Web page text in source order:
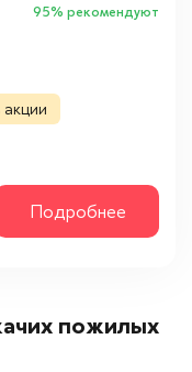
95% рекомендуют
акции
Подробнее
пожилых